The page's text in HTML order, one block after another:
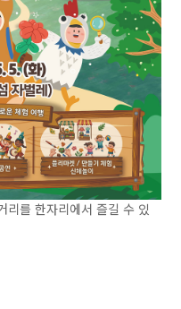
리를 한자리에서 즐길 수 있